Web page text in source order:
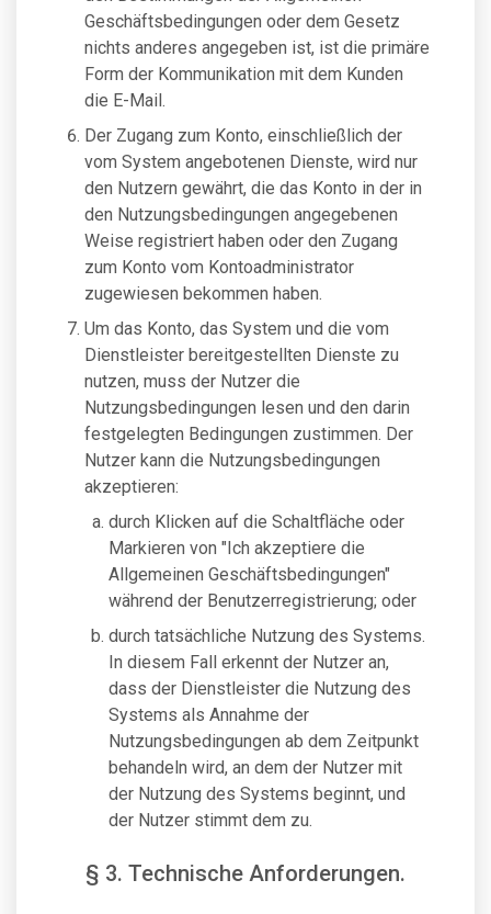
Geschäftsbedingungen oder dem Gesetz
nichts anderes angegeben ist, ist die primäre
Form der Kommunikation mit dem Kunden
die E-Mail.
Der Zugang zum Konto, einschließlich der
vom System angebotenen Dienste, wird nur
den Nutzern gewährt, die das Konto in der in
den Nutzungsbedingungen angegebenen
Weise registriert haben oder den Zugang
zum Konto vom Kontoadministrator
zugewiesen bekommen haben.
Um das Konto, das System und die vom
Dienstleister bereitgestellten Dienste zu
nutzen, muss der Nutzer die
Nutzungsbedingungen lesen und den darin
festgelegten Bedingungen zustimmen. Der
Nutzer kann die Nutzungsbedingungen
akzeptieren:
durch Klicken auf die Schaltfläche oder
Markieren von "Ich akzeptiere die
Allgemeinen Geschäftsbedingungen"
während der Benutzerregistrierung; oder
durch tatsächliche Nutzung des Systems.
In diesem Fall erkennt der Nutzer an,
dass der Dienstleister die Nutzung des
Systems als Annahme der
Nutzungsbedingungen ab dem Zeitpunkt
behandeln wird, an dem der Nutzer mit
der Nutzung des Systems beginnt, und
der Nutzer stimmt dem zu.
§ 3. Technische Anforderungen.